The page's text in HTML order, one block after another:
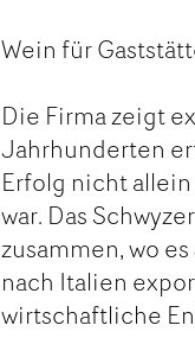
Wein für
Die Firma zeigt
Jahrhunderten
Erfolg nicht
war. Das
zusammen, wo
nach Italien
wirtschaftliche